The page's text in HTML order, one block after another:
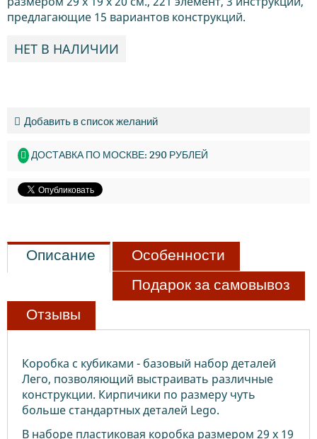
предлагающие 15 вариантов конструкций.
НЕТ В НАЛИЧИИ
Добавить в список желаний
ДОСТАВКА ПО МОСКВЕ: 290 РУБЛЕЙ
Описание
Особенности
Подарок за самовывоз
Отзывы
Коробка с кубиками - базовый набор деталей
Лего, позволяющий выстраивать различные
конструкции. Кирпичики по размеру чуть
больше стандартных деталей Lego.
В наборе пластиковая коробка размером 29 х 19